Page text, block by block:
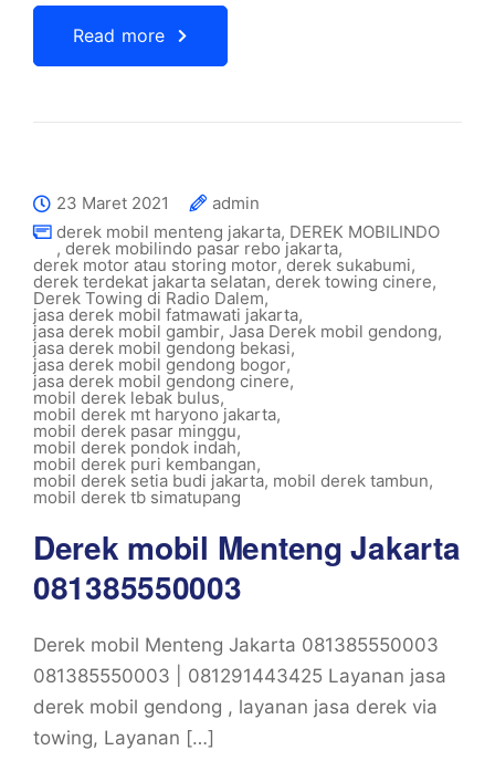
Read more
23 Maret 2021
admin
derek mobil menteng jakarta, DEREK MOBILINDO
, derek mobilindo pasar rebo jakarta,
derek motor atau storing motor,derek sukabumi,
derek terdekat jakarta selatan, derek towing cinere,
Derek Towing di Radio Dalem,
jasa derek mobil fatmawati jakarta,
jasa derek mobil gambir, Jasa Derek mobil gendong,
jasa derek mobil gendong bekasi,
jasa derek mobil gendong bogor,
jasa derek mobil gendong cinere,
mobil derek lebak bulus,
mobil derek mt haryono jakarta,
mobil derek pasar minggu,
mobil derek pondok indah,
mobil derek puri kembangan,
mobil derek setia budi jakarta, mobil derek tambun,
mobil derek tb simatupang
Derek mobil Menteng Jakarta
081385550003
Derek mobil Menteng Jakarta 081385550003
081385550003 | 081291443425 Layanan jasa
derek mobil gendong , layanan jasa derek via
towing, Layanan […]